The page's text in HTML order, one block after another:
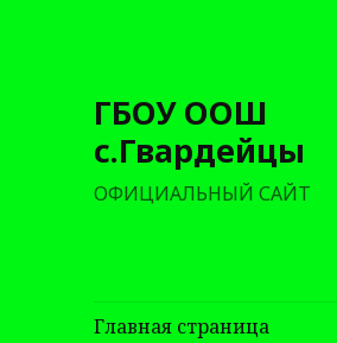
ГБОУ ООШ
с.Гвардейцы
ОФИЦИАЛЬНЫЙ САЙТ
Главная страница